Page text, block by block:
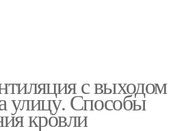
с выходом
улицу. Способы
кровли